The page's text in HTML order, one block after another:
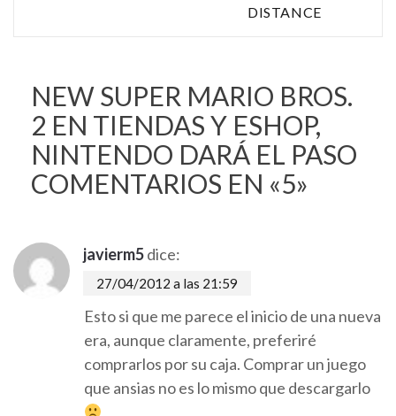
DISTANCE
NEW SUPER MARIO BROS.
2 EN TIENDAS Y ESHOP,
NINTENDO DARÁ EL PASO
COMENTARIOS EN «5»
javierm5dice:
27/04/2012 a las 21:59
Esto si que me parece el inicio de una nueva
era, aunque claramente, preferiré
comprarlos por su caja. Comprar un juego
que ansias no es lo mismo que descargarlo